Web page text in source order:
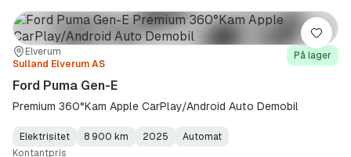
Sted:Elverum
Forhandler:
Sulland Elverum AS
På lager
Ford Puma Gen-E
Premium 360°Kam Apple CarPlay/Android Auto Demobil
Fuel
Elektrisitet
Kilometerstand:
8 900 km
Model
2025
Gearbox
Automat
Kontantpris
Lagre